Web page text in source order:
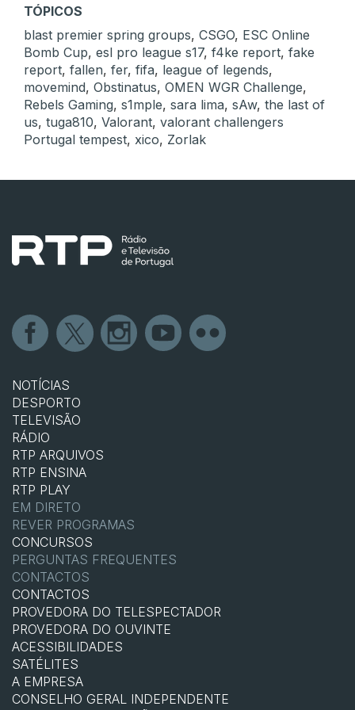
TÓPICOS
blast premier spring groups, CSGO, ESC Online
Bomb Cup, esl pro league s17, f4ke report, fake
report, fallen, fer, fifa, league of legends,
movemind, Obstinatus, OMEN WGR Challenge,
Rebels Gaming, s1mple, sara lima, sAw, the last of
us, tuga810, Valorant, valorant challengers
Portugal tempest, xico, Zorlak
NOTÍCIAS
DESPORTO
TELEVISÃO
RÁDIO
RTP ARQUIVOS
RTP ENSINA
RTP PLAY
EM DIRETO
REVER PROGRAMAS
CONCURSOS
PERGUNTAS FREQUENTES
CONTACTOS
CONTACTOS
PROVEDORA DO TELESPECTADOR
PROVEDORA DO OUVINTE
ACESSIBILIDADES
SATÉLITES
A EMPRESA
CONSELHO GERAL INDEPENDENTE